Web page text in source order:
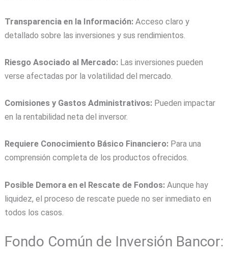
Transparencia en la Información:Acceso claro y
detallado sobre las inversiones y sus rendimientos.
Riesgo Asociado al Mercado:Las inversiones pueden
verse afectadas por la volatilidad del mercado.
Comisiones y Gastos Administrativos:Pueden impactar
en la rentabilidad neta del inversor.
Requiere Conocimiento Básico Financiero:Para una
comprensión completa de los productos ofrecidos.
Posible Demora en el Rescate de Fondos:Aunque hay
liquidez, el proceso de rescate puede no ser inmediato en
todos los casos.
Fondo Común de Inversión Bancor: